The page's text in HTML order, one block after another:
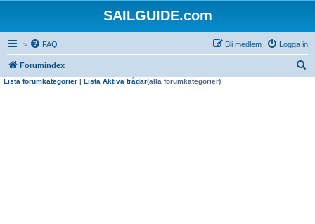
SAILGUIDE.com
> FAQ Logga in
Bli medlem
Forumindex
Lista forumkategorier | Lista Aktiva trådar(alla forumkategorier)